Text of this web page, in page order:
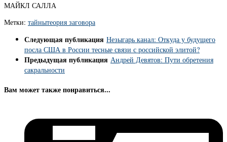
МАЙКЛ САЛЛА
Метки: тайнытеория заговора
Следующая публикация Незыгарь канал: Откуда у будущего
посла США в России тесные связи с российской элитой?
Предыдущая публикация Андрей Девятов: Пути обретения
сакральности
Вам может также понравиться...